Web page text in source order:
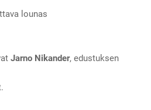
lounas
Jarno Nikander, edustuksen